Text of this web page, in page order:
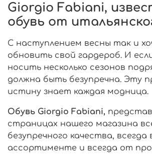
Giorgio Fabiani,
обувь от
С наступлением весны так и
обновить свой гардероб. И
носить несколько сезонов
должна быть безупречна. Эту
истину знает каждая модница.
Обувь Giorgio Fabiani,
страницах нашего магазина
безупречного качества, всегда
ассортименте и всегда от